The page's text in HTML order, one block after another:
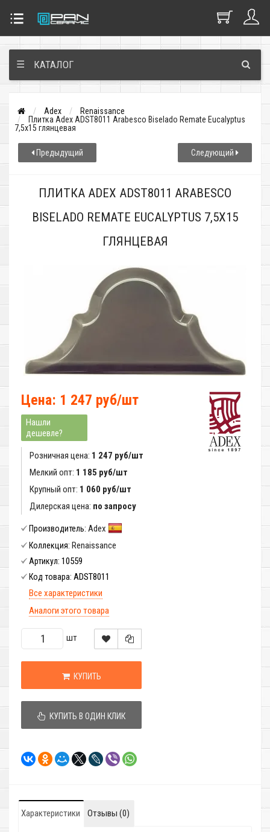
☰ КАТАЛОГ
Adex
Renaissance
Плитка Adex ADST8011 Arabesco Biselado Remate Eucalyptus
7,5x15 глянцевая
Предыдущий Следующий
ПЛИТКА ADEX ADST8011 ARABESCO
BISELADO REMATE EUCALYPTUS 7,5X15
ГЛЯНЦЕВАЯ
Цена: 1 247 руб/шт
Нашли
дешевле?
Розничная цена: 1 247 руб/шт
Мелкий опт: 1 185 руб/шт
Крупный опт: 1 060 руб/шт
Дилерская цена: по запросу
Производитель: Adex
Коллекция: Renaissance
Артикул: 10559
Код товара: ADST8011
Все характеристики
Аналоги этого товара
шт
КУПИТЬ
КУПИТЬ В ОДИН КЛИК
Характеристики Отзывы (0)